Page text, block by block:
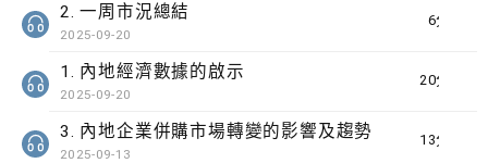
6分鐘
2. 一周市況總結
2025-09-20
20分鐘
1. 內地經濟數據的啟示
2025-09-20
13分鐘
3. 內地企業併購市場轉變的影響及趨勢
2025-09-13